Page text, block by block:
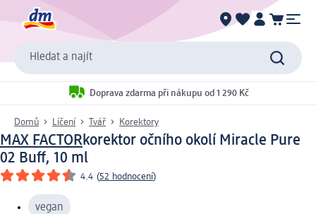
Hledat a najít
Doprava zdarma při nákupu od 1 290 Kč
Domů Líčení Tvář Korektory
MAX FACTORkorektor očního okolí Miracle Pure
02 Buff, 10 ml
4.4 (52 hodnocení)
vegan